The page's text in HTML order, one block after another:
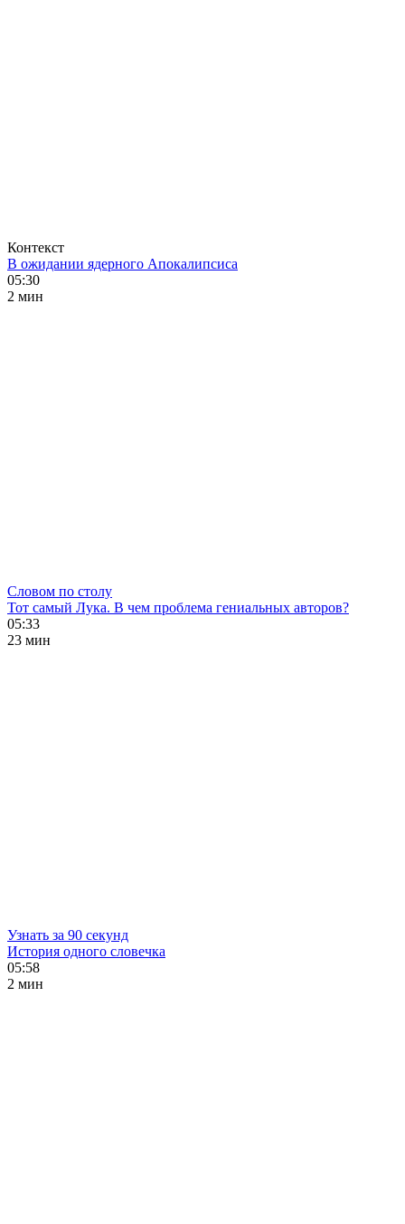
Контекст
В ожидании ядерного Апокалипсиса
05:30
2 мин
Словом по столу
Тот самый Лука. В чем проблема гениальных авторов?
05:33
23 мин
Узнать за 90 секунд
История одного словечка
05:58
2 мин